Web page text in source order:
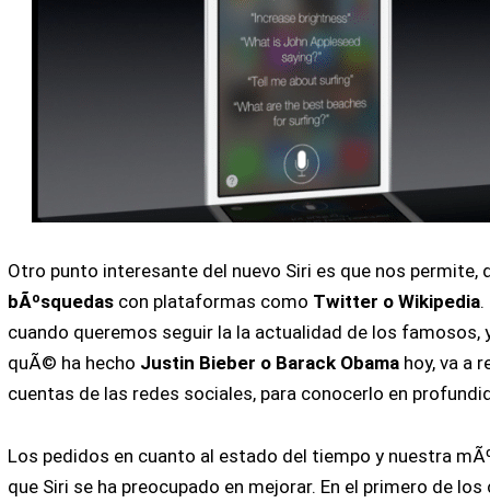
Otro punto interesante del nuevo Siri es que nos permite,
bÃºsquedas con plataformas como Twitter o Wikipedia.
cuando queremos seguir la la actualidad de los famosos,
quÃ© ha hecho Justin Bieber o Barack Obama hoy, va a
cuentas de las redes sociales, para conocerlo en
Los pedidos en cuanto al estado del tiempo y nuestra
que Siri se ha preocupado en mejorar. En el primero de